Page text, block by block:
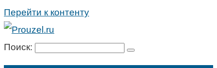
Перейти к контенту
Поиск: